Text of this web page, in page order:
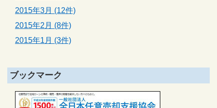
2015年3月 (12件)
2015年2月 (8件)
2015年1月 (3件)
ブックマーク